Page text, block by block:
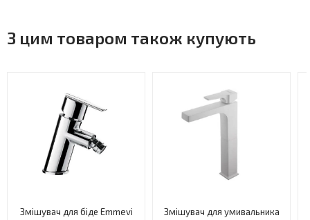
З цим товаром також купують
Змішувач для біде Emmevi
Змішувач для умивальника